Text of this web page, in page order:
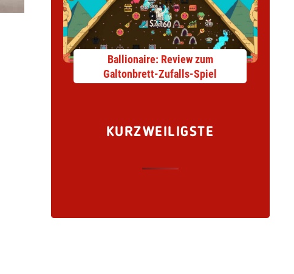
Ballionaire: Review zum
Galtonbrett-Zufalls-Spiel
KURZWEILIGSTE